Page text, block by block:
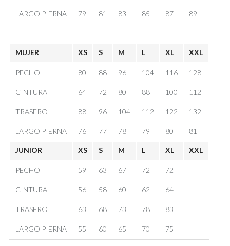
LARGO PIERNA 79 81 83 85 87 89
MUJER XS S M L XL XXL
PECHO 80 88 96 104 116 128
CINTURA 64 72 80 88 100 112
TRASERO 88 96 104 112 122 132
LARGO PIERNA 76 77 78 79 80 81
JUNIOR XS S M L XL XXL
PECHO 59 63 67 72 72
CINTURA 56 58 60 62 64
TRASERO 63 68 73 78 83
LARGO PIERNA 55 60 65 70 75